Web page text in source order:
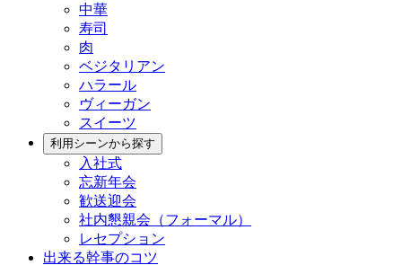
中華
寿司
肉
ベジタリアン
ハラール
ヴィーガン
スイーツ
利用シーンから探す
入社式
忘新年会
歓送迎会
社内懇親会（フォーマル）
レセプション
出来る幹事のコツ